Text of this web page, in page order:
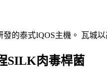
的泰式IQOS主機。 瓦城
SILK肉毒桿菌